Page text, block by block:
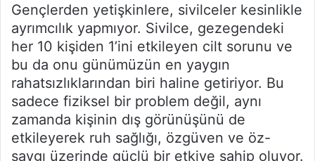
Gençlerden yetişkinlere, sivilceler kesinlikle
ayrımcılık yapmıyor. Sivilce, gezegendeki
her 10 kişiden 1’ini etkileyen cilt sorunu ve
bu da onu günümüzün en yaygın
rahatsızlıklarından biri haline getiriyor. Bu
sadece fiziksel bir problem değil, aynı
zamanda kişinin dış görünüşünü de
etkileyerek ruh sağlığı, özgüven ve öz-
saygı üzerinde güçlü bir etkiye sahip oluyor.